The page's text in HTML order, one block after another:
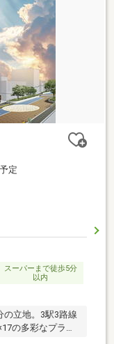
定
スーパーまで徒歩5分
以内
の立地。3駅3路線
の多彩なプラン